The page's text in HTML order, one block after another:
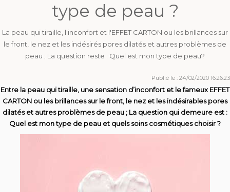
type de peau ?
La peau qui tiraille, l'inconfort et l'EFFET CARTON ou les brillances sur
le front, le nez et les indésirés pores dilatés et autres problèmes de
peau ; La question reste : Quel est mon type de peau?
Publié le : 24/02/2020 16:26:23
Entre la peau qui tiraille, une sensation d’inconfort et le fameux EFFET
CARTON ou les brillances sur le front, le nez et les indésirables pores
dilatés et autres problèmes de peau ; La question qui demeure est :
Quel est mon type de peau et quels soins cosmétiques choisir ?